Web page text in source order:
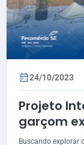
24/10/2023
Projeto
garçom
Buscando explorar